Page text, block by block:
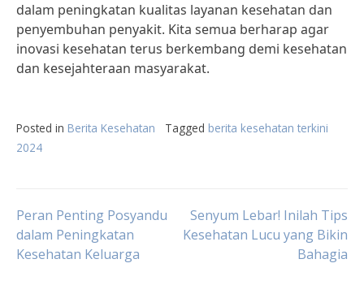
dalam peningkatan kualitas layanan kesehatan dan
penyembuhan penyakit. Kita semua berharap agar
inovasi kesehatan terus berkembang demi kesehatan
dan kesejahteraan masyarakat.
Posted in Berita Kesehatan Tagged berita kesehatan terkini
2024
Post
navigation
Peran Penting Posyandu
dalam Peningkatan
Kesehatan Keluarga
Senyum Lebar! Inilah Tips
Kesehatan Lucu yang Bikin
Bahagia